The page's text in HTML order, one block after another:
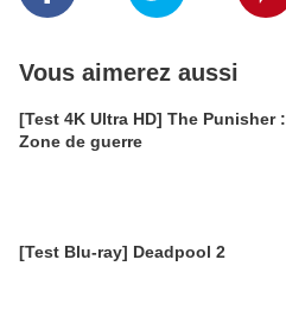
Vous aimerez aussi
[Test 4K Ultra HD] The Punisher :
Zone de guerre
[Test Blu-ray] Deadpool 2